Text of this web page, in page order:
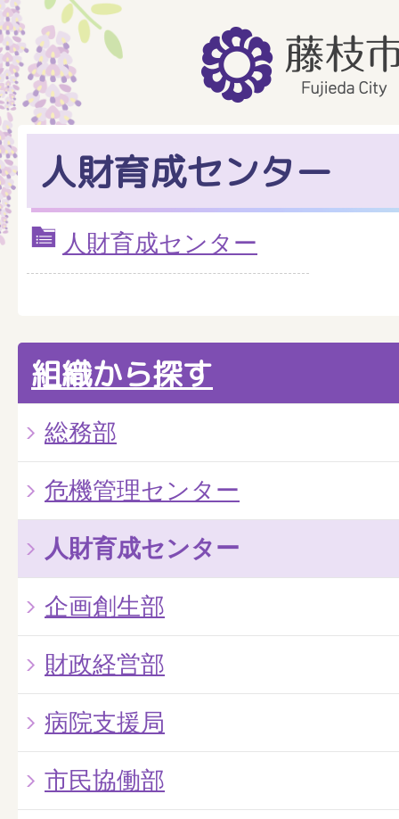
人財育成センター
人財育成センター
組織から探す
総務部
危機管理センター
人財育成センター
企画創生部
財政経営部
病院支援局
市民協働部